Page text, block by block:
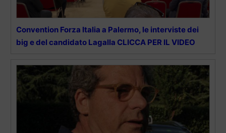
Convention Forza Italia a Palermo, le interviste dei
big e del candidato Lagalla CLICCA PER IL VIDEO